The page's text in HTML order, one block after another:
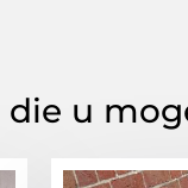
die u